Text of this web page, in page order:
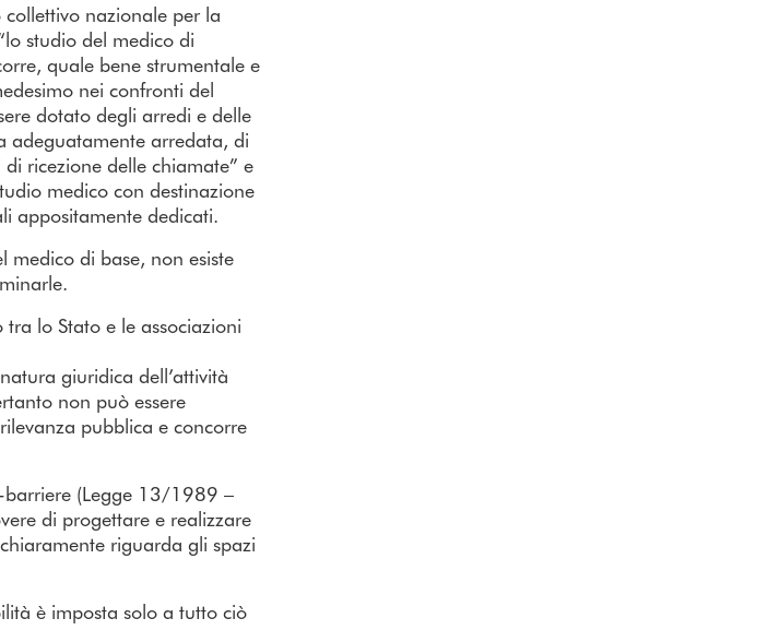
nazionale per la
studio del medico di
quale bene strumentale e
nei confronti del
dotato degli arredi e delle
adeguatamente arredata, di
ricezione delle chiamate” e
medico con destinazione
appositamente dedicati.
medico di base, non esiste
lo Stato e le associazioni
giuridica dell’attività
non può essere
pubblica e concorre
barriere (Legge 13/1989 –
di progettare e realizzare
riguarda gli spazi
è imposta solo a tutto ciò